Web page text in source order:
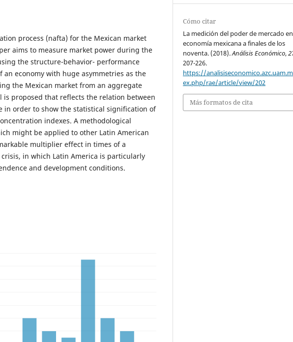
process (nafta) for the Mexican market
aims to measure market power during the
the structure-behavior- performance
economy with huge asymmetries as the
the Mexican market from an aggregate
is proposed that reflects the relation between
in order to show the statistical signification of
indexes. A methodological
might be applied to other Latin American
multiplier effect in times of a
in which Latin America is particularly
and development conditions.
Cómo citar
La medición del poder de mercado
economía mexicana a finales de los
noventa. (2018).Análisis Económico,
207-226.
https://
ex.php/rae/article/view/202
Más formatos de cita